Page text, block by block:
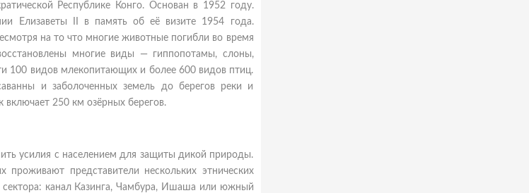
Республике Конго. Основан в 1952 году.
Елизаветы II в память об её визите 1954 года.
на то что многие животные погибли во время
многие виды — гиппопотамы, слоны,
100 видов млекопитающих и более 600 видов птиц.
и заболоченных земель до берегов реки и
включает 250 км озёрных берегов.
усилия с населением для защиты дикой природы.
представители нескольких этнических
канал Казинга, Чамбура, Ишаша или южный